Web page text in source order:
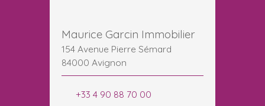
Maurice Garcin Immobilier
154 Avenue Pierre Sémard
84000 Avignon
+33 4 90 88 70 00